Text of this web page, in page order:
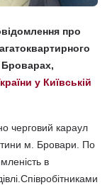
про
Броварах,
у Київській
черговий караул
м. Бровари. По
в